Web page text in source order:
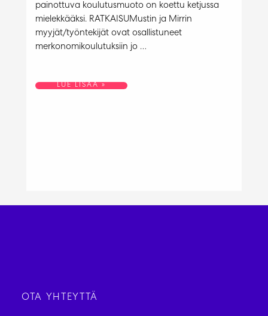
painottuva koulutusmuoto on koettu ketjussa
mielekkääksi. RATKAISUMustin ja Mirrin
myyjät/työntekijät ovat osallistuneet
merkonomikoulutuksiin jo …
MUSTI
LUE LISÄÄ »
OTA YHTEYTTÄ